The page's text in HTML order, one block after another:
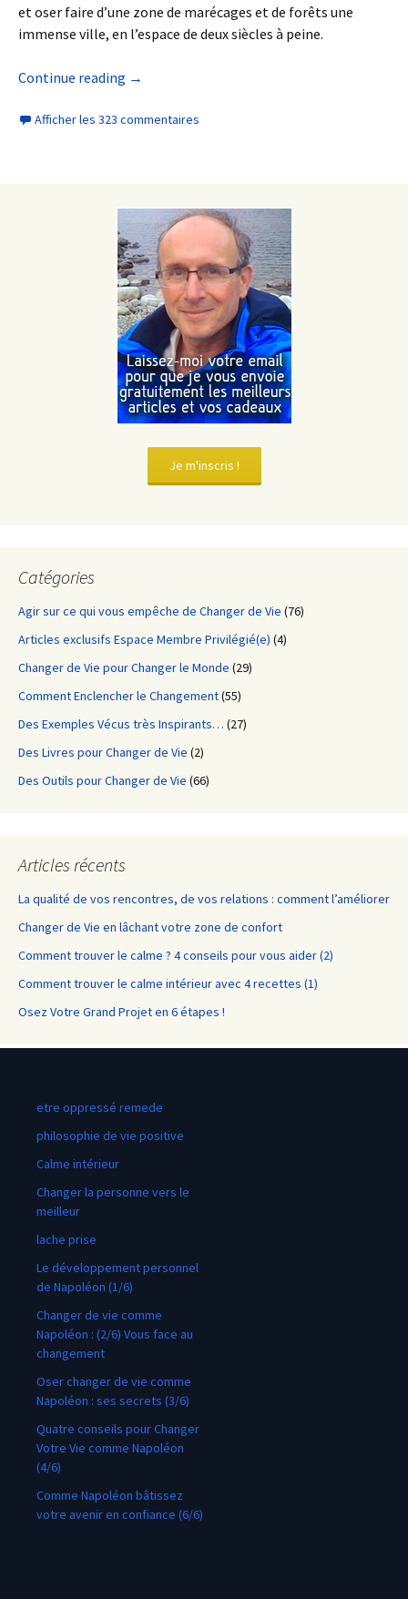
et oser faire d’une zone de marécages et de forêts une
immense ville, en l’espace de deux siècles à peine.
Continue reading →
Afficher les 323 commentaires
Je m'inscris !
Catégories
Agir sur ce qui vous empêche de Changer de Vie (76)
Articles exclusifs Espace Membre Privilégié(e) (4)
Changer de Vie pour Changer le Monde (29)
Comment Enclencher le Changement(55)
Des Exemples Vécus très Inspirants… (27)
Des Livres pour Changer de Vie (2)
Des Outils pour Changer de Vie (66)
Articles récents
La qualité de vos rencontres, de vos relations : comment l’améliorer
Changer de Vie en lâchant votre zone de confort
Comment trouver le calme ? 4 conseils pour vous aider (2)
Comment trouver le calme intérieur avec 4 recettes (1)
Osez Votre Grand Projet en 6 étapes !
etre oppressé remede
philosophie de vie positive
Calme intérieur
Changer la personne vers le
meilleur
lache prise
Le développement personnel
de Napoléon (1/6)
Changer de vie comme
Napoléon : (2/6) Vous face au
changement
Oser changer de vie comme
Napoléon : ses secrets (3/6)
Quatre conseils pour Changer
Votre Vie comme Napoléon
(4/6)
Comme Napoléon bâtissez
votre avenir en confiance (6/6)